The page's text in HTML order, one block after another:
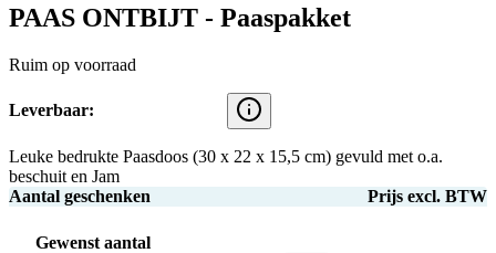
PAAS ONTBIJT - Paaspakket
Ruim op voorraad
Leverbaar:
Leuke bedrukte Paasdoos (30 x 22 x 15,5 cm) gevuld met o.a.
beschuit en Jam
Aantal geschenken
Prijs excl. BTW
Gewenst aantal